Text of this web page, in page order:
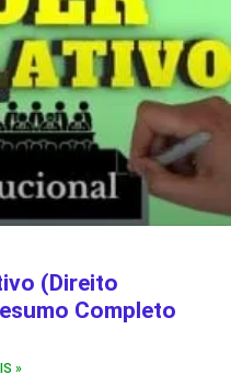
(Direito
Completo
»